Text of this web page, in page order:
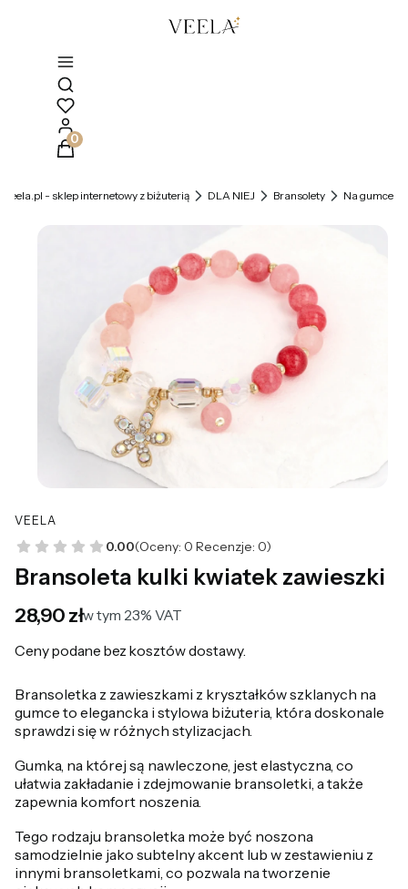
Otwórz wyszukiwarkę
Produkty w koszyku: 0. Zobacz szczegóły
veela.pl - sklep internetowy z biżuterią DLA NIEJ Bransolety Na gumce
VEELA
0.00(Oceny: 0 Recenzje: 0)
Bransoleta kulki kwiatek zawieszki
Cena
28,90 złw tym 23% VAT
w tym 23% VAT
Ceny podane bez kosztów dostawy.
Bransoletka z zawieszkami z kryształków szklanych na
gumce to elegancka i stylowa biżuteria, która doskonale
sprawdzi się w różnych stylizacjach.
Gumka, na której są nawleczone, jest elastyczna, co
ułatwia zakładanie i zdejmowanie bransoletki, a także
zapewnia komfort noszenia.
Tego rodzaju bransoletka może być noszona
samodzielnie jako subtelny akcent lub w zestawieniu z
innymi bransoletkami, co pozwala na tworzenie